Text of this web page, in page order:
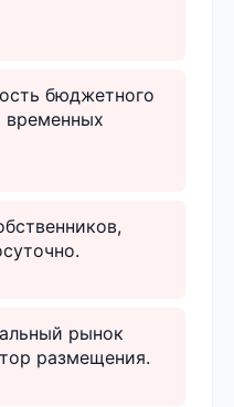
бюджетного
временных
рынок
размещения.